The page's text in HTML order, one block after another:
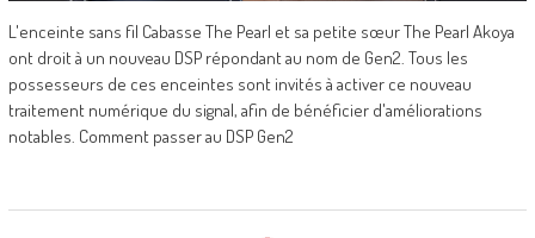
L'enceinte sans fil Cabasse The Pearl et sa petite sœur The Pearl Akoya
ont droit à un nouveau DSP répondant au nom de Gen2. Tous les
possesseurs de ces enceintes sont invités à activer ce nouveau
traitement numérique du signal, afin de bénéficier d'améliorations
notables. Comment passer au DSP Gen2